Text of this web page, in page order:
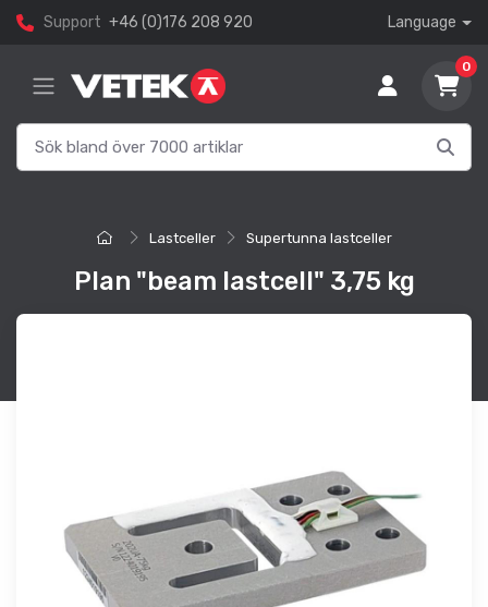
Support +46 (0)176 208 920 Language
0
Lastceller Supertunna lastceller
Plan "beam lastcell" 3,75 kg